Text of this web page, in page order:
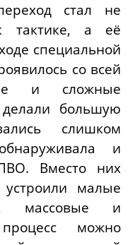
стал не
тактике, а её
специальной
со всей
и сложные
большую
слишком
и
Вместо них
малые
массовые и
можно